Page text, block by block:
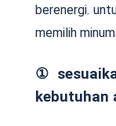
berenergi.
memilih
①
kebutuhan